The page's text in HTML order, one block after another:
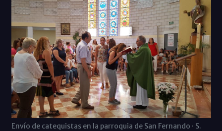
Envío de catequistas en la parroquia de San Fernando · S.